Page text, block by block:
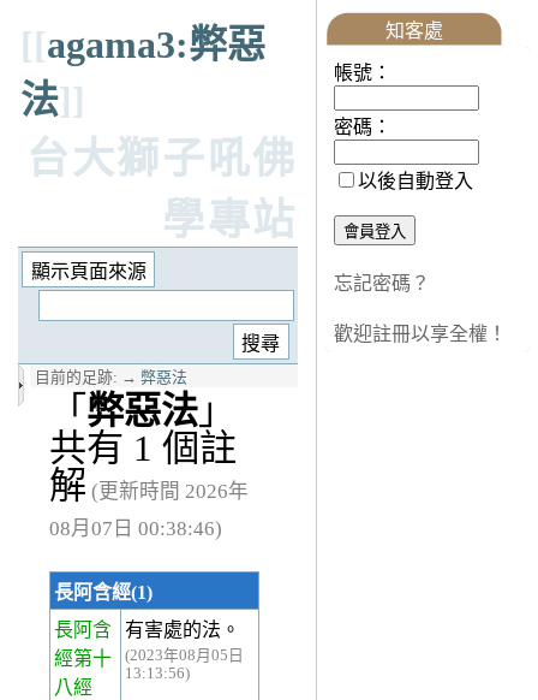
[[agama3:弊惡
法]]
台大獅子吼佛
學專站
目前的足跡: → 弊惡法
「 弊惡法 」
共有 1 個註
解 (更新時間 2026年
08月07日 00:38:46)
長阿含經(1)
長阿含
經第十
八經
有害處的法。
(2023年08月05日
13:13:56)
知客處
帳號：
密碼：
以後自動登入
忘記密碼？
歡迎註冊以享全權！